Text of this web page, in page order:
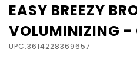
EASY BREEZY
VOLUMINIZING -
UPC:3614228369657